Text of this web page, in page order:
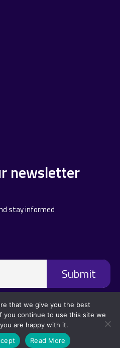
newsletter
stay informed
that we give you the best
you continue to use this site we
are happy with it.
Read More